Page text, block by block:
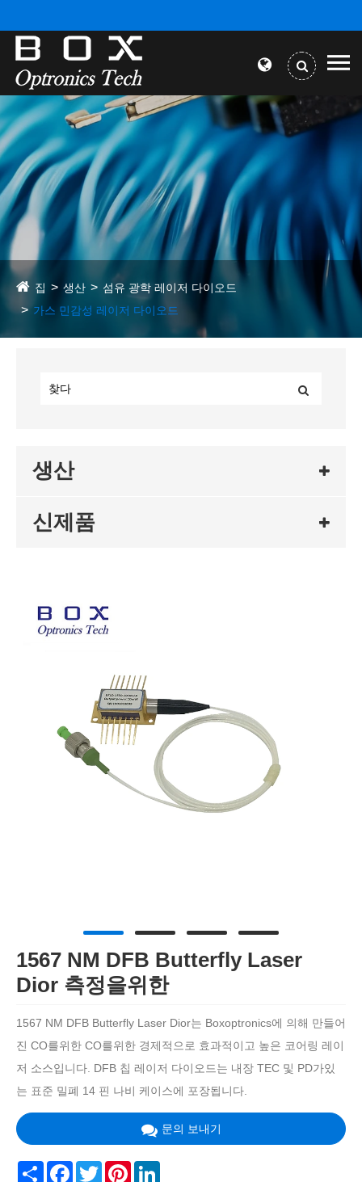
집 생산
섬유 광학 레이저 ​​다이오드
가스 민감성 레이저 다이오드
생산
신제품
1567 NM DFB Butterfly Laser
Dior 측정을위한
1567 NM DFB Butterfly Laser Dior는 Boxoptronics에 의해 만들어
진 CO를위한 CO를위한 경제적으로 효과적이고 높은 코어링 레이
저 소스입니다. DFB 칩 레이저 다이오드는 내장 TEC 및 PD가있
는 표준 밀폐 14 핀 나비 케이스에 포장됩니다.
문의 보내기
Share Facebook
TwitterPinterest